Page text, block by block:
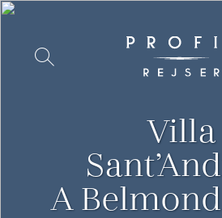
indhold
Vis/Skjul
søgning
Villa
A